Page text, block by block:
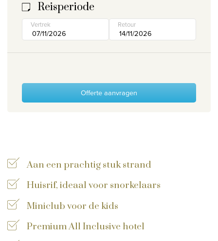
Contacteer ons
Onze reiskantoren
Nuttige links
Privacy disclaimer
©
2026
Reisperiode
Vertrek Retour
Offerte aanvragen
Aan een prachtig stuk strand
Huisrif, ideaal voor snorkelaars
Miniclub voor de kids
Premium All Inclusive hotel